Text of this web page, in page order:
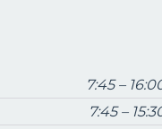
7:45 –
7:45 –